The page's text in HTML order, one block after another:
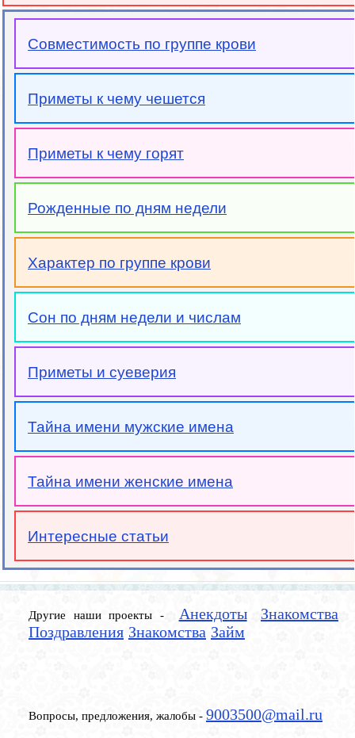
Совместимость по группе крови
Приметы к чему чешется
Приметы к чему горят
Рожденные по дням недели
Характер по группе крови
Сон по дням недели и числам
Приметы и суеверия
Тайна имени мужские имена
Тайна имени женские имена
Интересные статьи
Другие наши проекты - Анекдоты
Знакомства
Поздравления Знакомства Займ
Вопросы, предложения, жалобы - 9003500@mail.ru